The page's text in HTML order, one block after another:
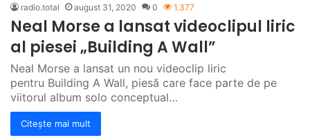
radio.total august 31, 2020 0 1.377
Neal Morse a lansat videoclipul liric
al piesei „Building A Wall”
Neal Morse a lansat un nou videoclip liric
pentru Building A Wall, piesă care face parte de pe
viitorul album solo conceptual…
Citește mai mult